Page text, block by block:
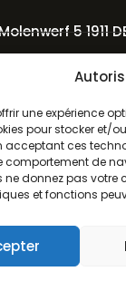
une expérience
pour stocker et/
acceptant ces
comportement de
ne donnez pas votre
et fonctions
5 1911
info@bezo.nl
311208